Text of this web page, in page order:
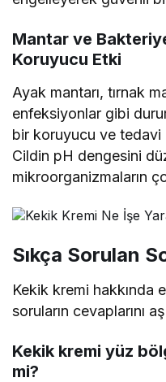
Mantar ve
Koruyucu Etki
Ayak mantarı, tırnak
enfeksiyonlar gibi
bir koruyucu ve tedavi
Cildin pH dengesini
mikroorganizmaların
Sıkça Sorulan
Kekik kremi hakkında
soruların cevaplarını
Kekik kremi yüz
mi?